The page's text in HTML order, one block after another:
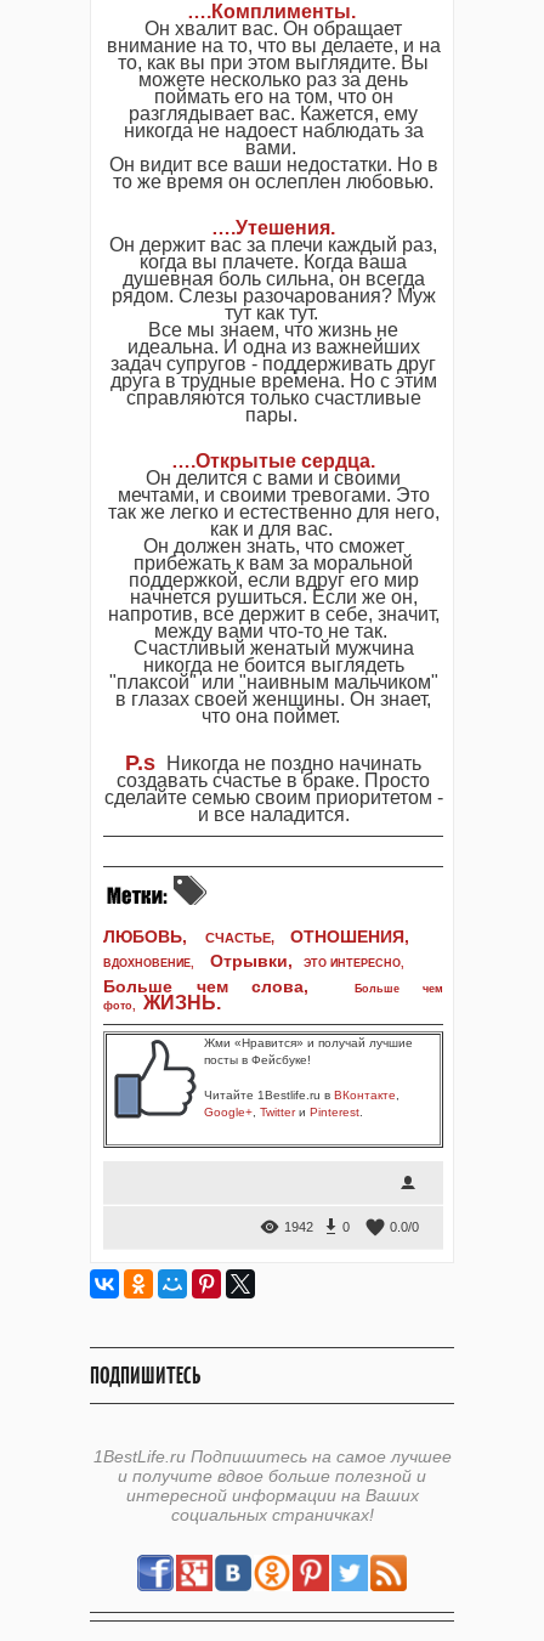
….Комплименты.
Он хвалит вас. Он обращает
внимание на то, что вы делаете, и на
то, как вы при этом выглядите. Вы
можете несколько раз за день
поймать его на том, что он
разглядывает вас. Кажется, ему
никогда не надоест наблюдать за
вами.
Он видит все ваши недостатки. Но в
то же время он ослеплен любовью.
….Утешения.
Он держит вас за плечи каждый раз,
когда вы плачете. Когда ваша
душевная боль сильна, он всегда
рядом. Слезы разочарования? Муж
тут как тут.
Все мы знаем, что жизнь не
идеальна. И одна из важнейших
задач супругов - поддерживать друг
друга в трудные времена. Но с этим
справляются только счастливые
пары.
….Открытые сердца.
Он делится с вами и своими
мечтами, и своими тревогами. Это
так же легко и естественно для него,
как и для вас.
Он должен знать, что сможет
прибежать к вам за моральной
поддержкой, если вдруг его мир
начнется рушиться. Если же он,
напротив, все держит в себе, значит,
между вами что-то не так.
Счастливый женатый мужчина
никогда не боится выглядеть
"плаксой" или "наивным мальчиком"
в глазах своей женщины. Он знает,
что она поймет.
P.s
Никогда не поздно начинать
создавать счастье в браке. Просто
сделайте семью своим приоритетом -
и все наладится.
ЛЮБОВЬ, СЧАСТЬЕ, ОТНОШЕНИЯ,
ВДОХНОВЕНИЕ, Отрывки, ЭТО ИНТЕРЕСНО,
Больше чем слова,
Больше чем
фото, ЖИЗНЬ.
Жми «Нравится» и получай лучшие
посты в Фейсбуке!
Читайте 1Bestlife.ru в ВКонтакте
Google+ Twitterи Pinterest
1942 0 0.0/0
ПОДПИШИТЕСЬ
1BestLife.ru Подпишитесь на самое лучшее
и получите вдвое больше полезной и
интересной информации на Ваших
социальных страничках!